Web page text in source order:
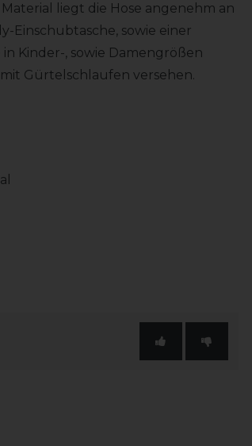
liegt die Hose angenehm an
Einschubtasche, sowie einer
Kinder-, sowie Damengrößen
Gürtelschlaufen versehen.